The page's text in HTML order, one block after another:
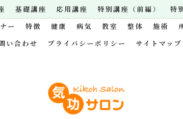
基礎講座 応用講座 特別講座（前編） 特
ー 特徴 健康 病気 教室 整体 施術
い合わせ
プライバシーポリシー サイトマップ